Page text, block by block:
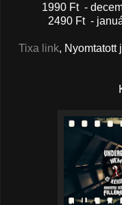
1990 Ft -
2490 Ft -
Tixa link, Nyomtatott